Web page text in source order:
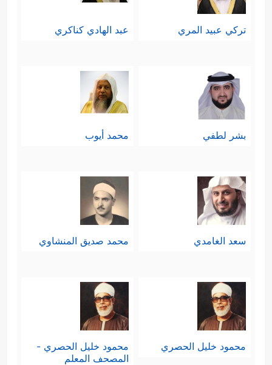
تركي عبيد المري عبد الهادي كناكري
بشر لطفي محمد أيوب
سعد الغامدي محمد صديق المنشاوي
محمود خليل الحصري
محمود خليل الحصري -
المصحف المعلم